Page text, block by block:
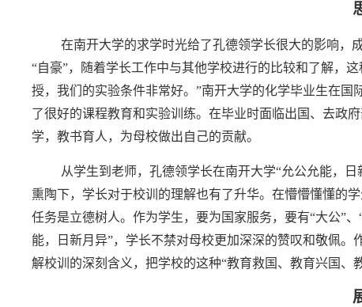
在南开大学的求学时光给了孔德领学长很大的影响，
“自豪”，随着学长工作中与其他学校进行的比较和了解，
授，我们的实验条件非常好。”南开大学的化学毕业生在
了很好的课程教育和实验训练。在毕业时面临出国、去政
学，教书育人，为母校做出自己的贡献。
从学生到老师，孔德领学长在南开大学“允公允能，
熏陶下，学长对于校训的理解也有了升华。在懵懵懂懂的
任务是立德树人。作为学生，要为国家服务，要有“大公”
能，日新月异”，学长不禁对母校更加深深的赞叹和敬佩
解校训的深刻含义，把学校的这种“教育救国、教育兴国、